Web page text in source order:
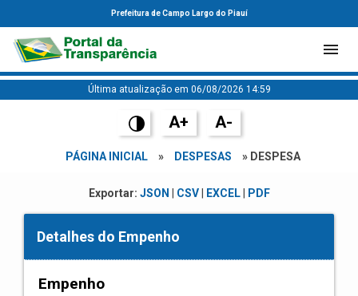
Prefeitura de Campo Largo do Piauí
Última atualização em 06/08/2026 14:59
A+ A-
PÁGINA INICIAL » DESPESAS » DESPESA
Exportar: JSON CSV| EXCEL| PDF
Detalhes do Empenho
Empenho